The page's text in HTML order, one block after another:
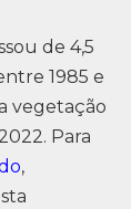
de 4,5
1985 e
vegetação
Para
,